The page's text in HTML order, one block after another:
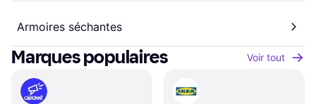
Armoires séchantes
Marques populaires Voir tout